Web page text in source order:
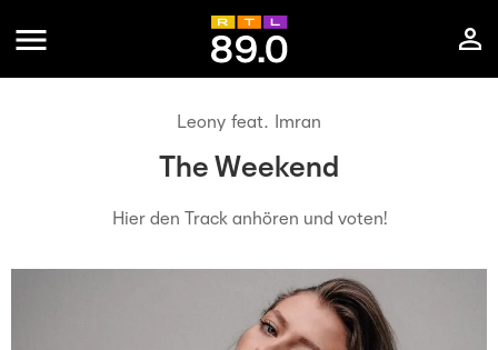
Leony feat. Imran
The Weekend
Hier den Track anhören und voten!